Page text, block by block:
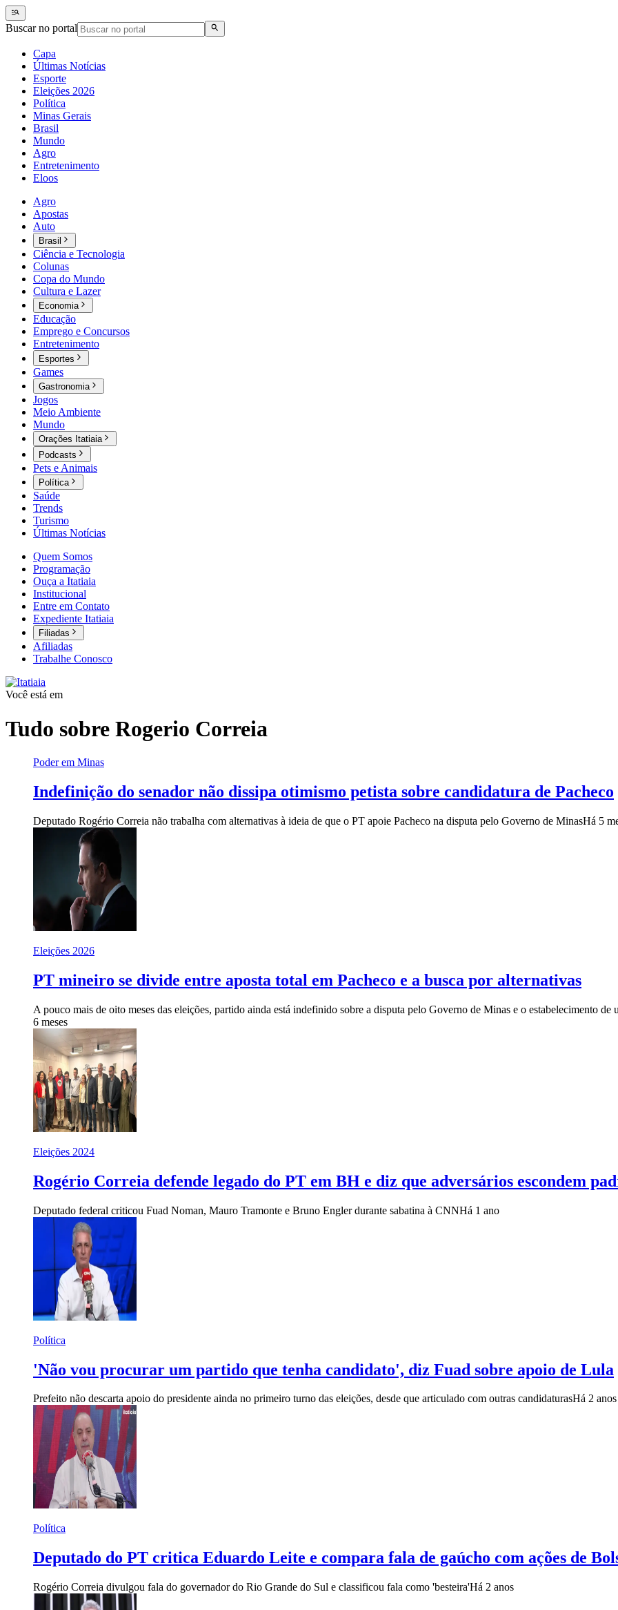
Buscar no portal
Capa
Últimas Notícias
Esporte
Eleições 2026
Política
Minas Gerais
Brasil
Mundo
Agro
Entretenimento
Eloos
Agro
Apostas
Auto
Brasil
Ciência e Tecnologia
Colunas
Copa do Mundo
Cultura e Lazer
Economia
Educação
Emprego e Concursos
Entretenimento
Esportes
Games
Gastronomia
Jogos
Meio Ambiente
Mundo
Orações Itatiaia
Podcasts
Pets e Animais
Política
Saúde
Trends
Turismo
Últimas Notícias
Quem Somos
Programação
Ouça a Itatiaia
Institucional
Entre em Contato
Expediente Itatiaia
Filiadas
Afiliadas
Trabalhe Conosco
Você está em
Tudo sobre Rogerio Correia
Poder em Minas
Indefinição do senador não dissipa otimismo petista sobre candidatura de Pacheco
Deputado Rogério Correia não trabalha com alternativas à ideia de que o PT apoie Pacheco na disputa pelo Governo de MinasHá 5
Eleições 2026
PT mineiro se divide entre aposta total em Pacheco e a busca por alternativas
A pouco mais de oito meses das eleições, partido ainda está indefinido sobre a disputa pelo Governo de Minas e o estabelecimento
6 meses
Eleições 2024
Rogério Correia defende legado do PT em BH e diz que adversários escondem
Deputado federal criticou Fuad Noman, Mauro Tramonte e Bruno Engler durante sabatina à CNNHá 1 ano
Política
'Não vou procurar um partido que tenha candidato', diz Fuad sobre apoio de Lula
Prefeito não descarta apoio do presidente ainda no primeiro turno das eleições, desde que articulado com outras candidaturasHá 2 anos
Política
Deputado do PT critica Eduardo Leite e compara fala de gaúcho com ações de
Rogério Correia divulgou fala do governador do Rio Grande do Sul e classificou fala como 'besteira'Há 2 anos